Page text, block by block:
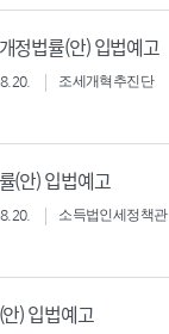
정법률(안) 입법예고
조세개혁추진단
(안) 입법예고
소득법인세정책관
) 입법예고